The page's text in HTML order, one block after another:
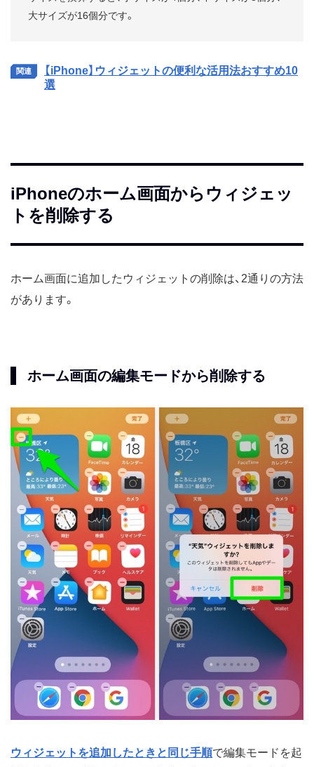
大サイズが16個分です。
【iPhone】ウィジェットの便利な活用法おすすめ10
選
iPhoneのホーム画面からウィジェッ
トを削除する
ホーム画面に追加したウィジェットの削除は、2通りの方法
があります。
ホーム画面の編集モードから削除する
ウィジェットを追加したときと同じ手順で編集モードを起